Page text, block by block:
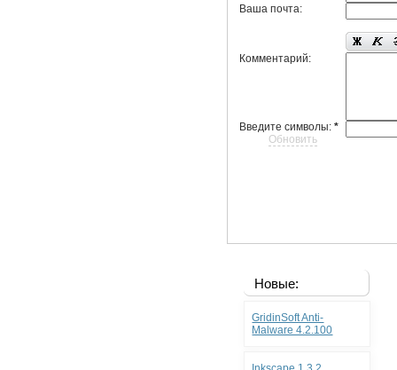
Ваша почта:
Комментарий:
Введите символы:*
Обновить
Новые:
GridinSoft Anti-
Malware 4.2.100